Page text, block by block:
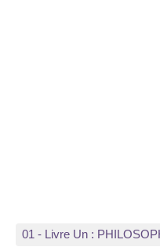
01 - Livre Un :